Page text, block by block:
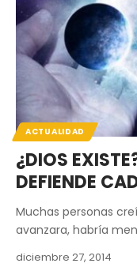
ACTUALIDAD
¿DIOS
DEFIENDE
Muchas personas
avanzara, habría
diciembre 27, 2014